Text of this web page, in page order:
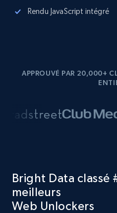
Rendu JavaScript intégré
APPROUVÉ PAR 20,000+
Bright Data classé
meilleurs
Web Unlockers